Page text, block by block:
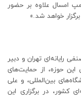
امسال علاوه بر حضور
خواهد شد.»
رایانه‌ای تهران و دبیر
این حوزه، از حمایت‌های
بین‌المللی، و علی
کشور، در برگزاری این